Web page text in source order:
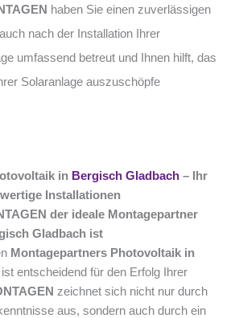
haben Sie einen zuverlässigen
nach der Installation Ihrer
umfassend betreut und Ihnen hilft, das
Solaranlage auszuschöpfe
in Bergisch Gladbach – Ihr
Installationen
der ideale Montagepartner
Gladbach ist
Montagepartners Photovoltaik in
ist entscheidend für den Erfolg Ihrer
zeichnet sich nicht nur durch
aus, sondern auch durch ein